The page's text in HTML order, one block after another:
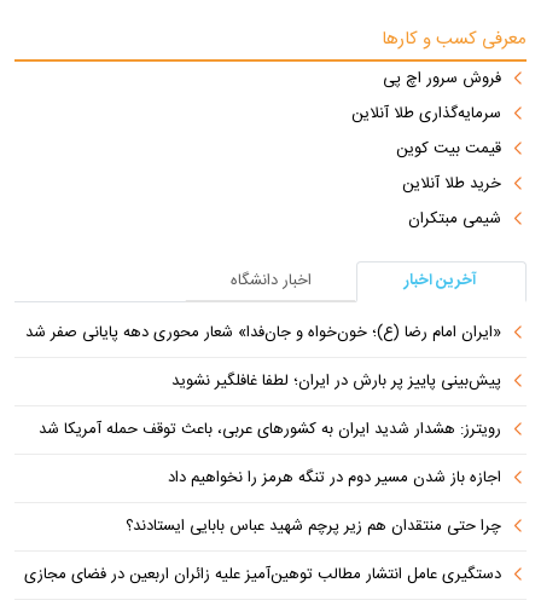
معرفی کسب و کارها
فروش سرور اچ پی
سرمایه‌گذاری طلا آنلاین
قیمت بیت کوین
خرید طلا آنلاین
شیمی مبتکران
آخرین اخبار
اخبار دانشگاه
«ایران امام رضا (ع)؛ خون‌خواه و جان‌فدا» شعار محوری دهه پایانی صفر شد
پیش‌بینی پاییز پر بارش در ایران؛ لطفا غافلگیر نشوید
رویترز: هشدار شدید ایران به کشورهای عربی، باعث توقف حمله آمریکا شد
اجازه باز شدن مسیر دوم در تنگه هرمز را نخواهیم داد
چرا حتی منتقدان هم زیر پرچم شهید عباس بابایی ایستادند؟
دستگیری عامل انتشار مطالب توهین‌آمیز علیه زائران اربعین در فضای مجازی